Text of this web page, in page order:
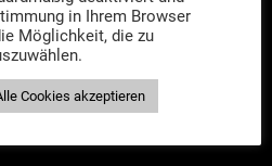
die drei Herren – Premiere des
in Ihrem Browser
Möglichkeit, die zu
Cookies akzeptieren